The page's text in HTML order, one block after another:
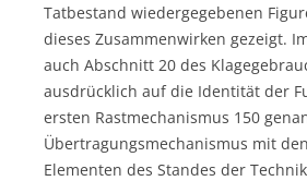
Tatbestand wiedergegebenen
dieses Zusammenwirken gezeigt.
auch Abschnitt 20 des
ausdrücklich auf die Identität der
ersten Rastmechanismus 150
Übertragungsmechanismus mit
Elementen des Standes der